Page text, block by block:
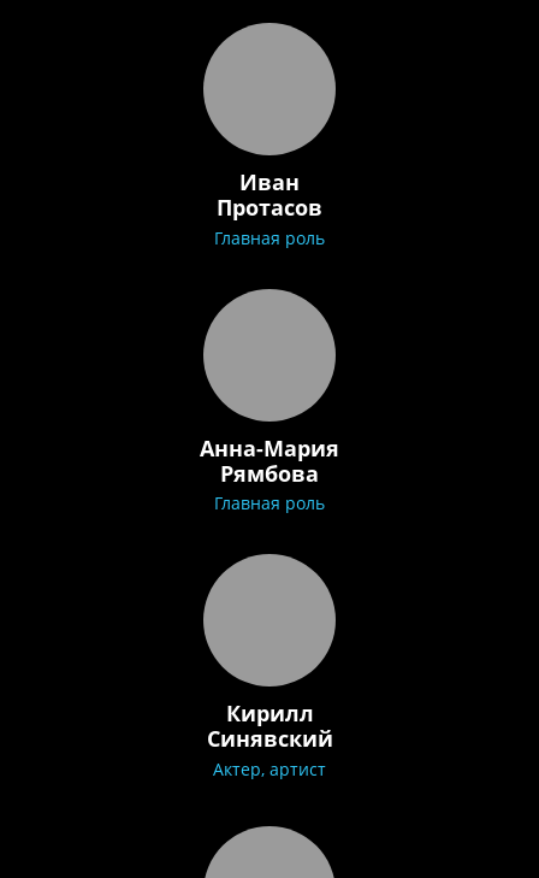
Иван
Протасов
Главная роль
Анна-Мария
Рямбова
Главная роль
Кирилл
Синявский
Актер, артист